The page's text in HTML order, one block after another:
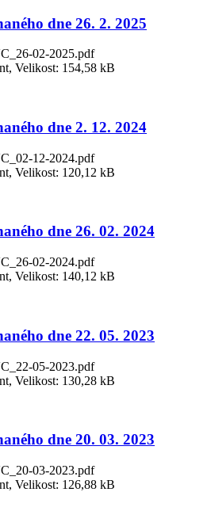
dne 26. 2. 2025
02-2025.pdf
Velikost: 154,58 kB
dne 2. 12. 2024
12-2024.pdf
Velikost: 120,12 kB
dne 26. 02. 2024
02-2024.pdf
Velikost: 140,12 kB
dne 22. 05. 2023
05-2023.pdf
Velikost: 130,28 kB
dne 20. 03. 2023
03-2023.pdf
Velikost: 126,88 kB